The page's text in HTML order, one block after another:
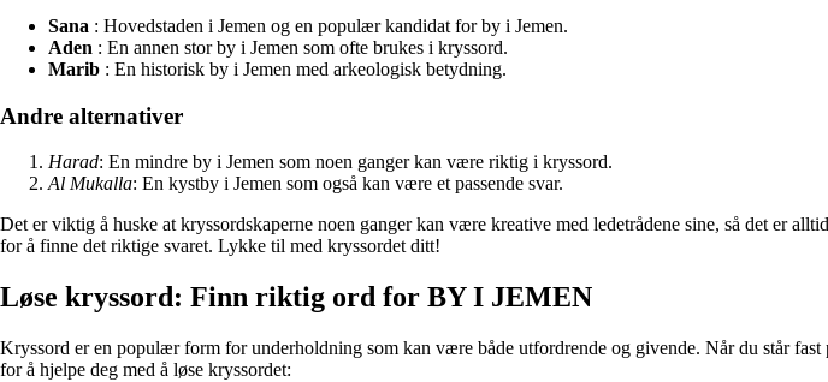
Sana : Hovedstaden i Jemen og en populær kandidat for by i Jemen.
Aden : En annen stor by i Jemen som ofte brukes i kryssord.
Marib : En historisk by i Jemen med arkeologisk betydning.
Andre alternativer
Harad: En mindre by i Jemen som noen ganger kan være riktig i kryssord.
Al Mukalla: En kystby i Jemen som også kan være et passende svar.
Det er viktig å huske at kryssordskaperne noen ganger kan være kreative med ledetrådene sine, så det er
for å finne det riktige svaret. Lykke til med kryssordet ditt!
Løse kryssord: Finn riktig ord for BY I JEMEN
Kryssord er en populær form for underholdning som kan være både utfordrende og givende. Når du står
for å hjelpe deg med å løse kryssordet: